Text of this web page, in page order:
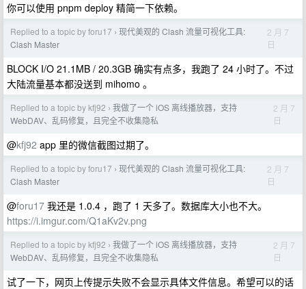
你可以使用 pnpm deploy 精简一下依赖。
Replied to a topic by foru17 › 现代美观的 Clash 流量可视化工具:
Clash Master
2 月 7
日
BLOCK I/O 21.1MB / 20.3GB 确实有点多，我跑了 24 小时了。不过
大陆流量基本都没送到 mihomo 。
Replied to a topic by kfj92 › 我做了一个 iOS 离线播放器，支持
WebDAV、乱码修复，且完全不收集隐私
2 月 7
日
@kfj92 app 里的微信截图过期了。
Replied to a topic by foru17 › 现代美观的 Clash 流量可视化工具:
Clash Master
2 月 7
日
@foru17 我还是 1.0.4 ，跑了 1 天多了。数据库大小也不大。
https://i.imgur.com/Q1aKv2v.png
Replied to a topic by kfj92 › 我做了一个 iOS 离线播放器，支持
WebDAV、乱码修复，且完全不收集隐私
2 月 7
日
试了一下，网页上传提示失败不会显示具体文件信息。希望可以的话